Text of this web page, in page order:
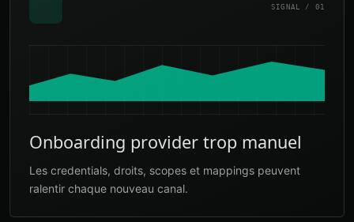
SIGNAL / 01
Onboarding provider trop manuel
Les credentials, droits, scopes et mappings peuvent
ralentir chaque nouveau canal.